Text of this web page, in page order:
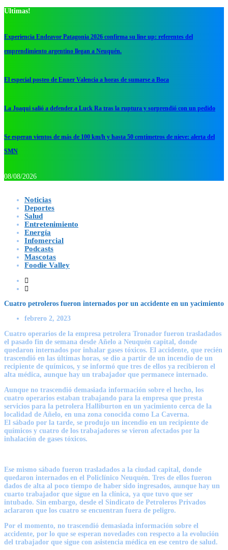
Ultimas!
Experiencia Endeavor Patagonia 2026 confirma su line up: referentes del
emprendimiento argentino llegan a Neuquén.
El especial posteo de Enner Valencia a horas de sumarse a Boca
La Joaqui salió a defender a Luck Ra tras la ruptura y sorprendió con un pedido
Se esperan vientos de más de 100 km/h y hasta 50 centímetros de nieve: alerta del
SMN
08/08/2026
Noticias
Deportes
Salud
Entretenimiento
Energía
Infomercial
Podcasts
Mascotas
Foodie Valley
Cuatro petroleros fueron internados por un accidente en un yacimiento
febrero 2, 2023
Cuatro operarios de la empresa petrolera Tronador fueron trasladados
el pasado fin de semana desde Añelo a Neuquén capital, donde
quedaron internados por inhalar gases tóxicos. El accidente, que recién
trascendió en las últimas horas, se dio a partir de un incendio de un
recipiente de químicos, y se informó que tres de ellos ya recibieron el
alta médica, aunque hay un trabajador que permanece internado.
Aunque no trascendió demasiada información sobre el hecho, los
cuatro operarios estaban trabajando para la empresa que presta
servicios para la petrolera Halliburton en un yacimiento cerca de la
localidad de Añelo, en una zona conocida como La Caverna.
El sábado por la tarde, se produjo un incendio en un recipiente de
químicos y cuatro de los trabajadores se vieron afectados por la
inhalación de gases tóxicos.
Ese mismo sábado fueron trasladados a la ciudad capital, donde
quedaron internados en el Policlínico Neuquén. Tres de ellos fueron
dados de alta al poco tiempo de haber sido ingresados, aunque hay un
cuarto trabajador que sigue en la clínica, ya que tuvo que ser
intubado. Sin embargo, desde el Sindicato de Petroleros Privados
aclararon que los cuatro se encuentran fuera de peligro.
Por el momento, no trascendió demasiada información sobre el
accidente, por lo que se esperan novedades con respecto a la evolución
del trabajador que sigue con asistencia médica en ese centro de salud.